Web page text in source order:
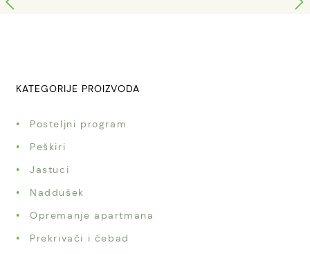
KATEGORIJE PROIZVODA
Posteljni program
Peškiri
Jastuci
Naddušek
Opremanje apartmana
Prekrivači i ćebad